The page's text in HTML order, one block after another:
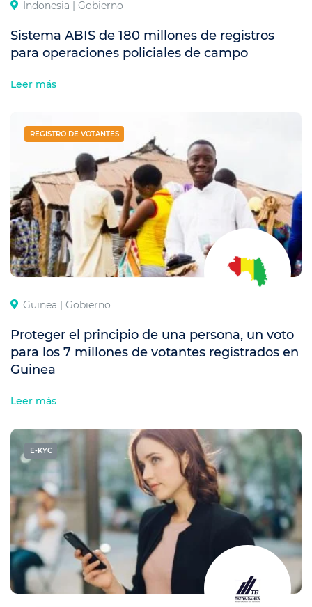
Indonesia | Gobierno
Sistema ABIS de 180 millones de registros
para operaciones policiales de campo
Leer más
REGISTRO DE VOTANTES
Guinea | Gobierno
Proteger el principio de una persona, un voto
para los 7 millones de votantes registrados en
Guinea
Leer más
E-KYC